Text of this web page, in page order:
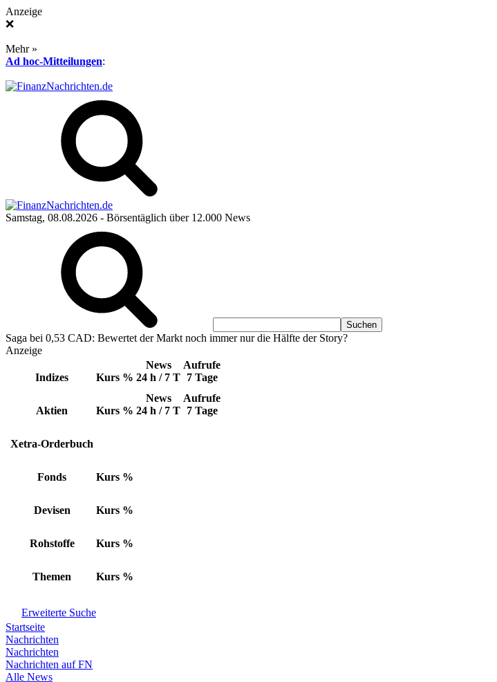
Anzeige
❌
Mehr »
Ad hoc-Mitteilungen:
Samstag, 08.08.2026 - Börsentäglich über 12.000 News
Saga bei 0,53 CAD: Bewertet der Markt noch immer nur die Hälfte der Story?
Anzeige
Indizes Kurs %
News
24 h / 7 T
Aufrufe
7 Tage
Aktien Kurs %
News
24 h / 7 T
Aufrufe
7 Tage
Xetra-Orderbuch
Fonds Kurs %
Devisen Kurs %
Rohstoffe Kurs %
Themen Kurs %
Erweiterte Suche
Startseite
Nachrichten
Nachrichten
Nachrichten auf FN
Alle News